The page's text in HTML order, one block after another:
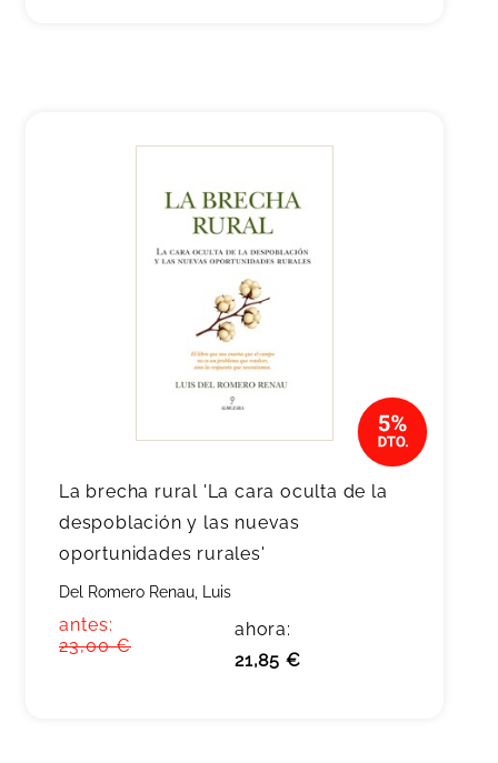
La brecha rural 'La cara oculta de la
despoblación y las nuevas
oportunidades rurales'
Del Romero Renau, Luis
antes:
23,00 €
ahora:
21,85 €